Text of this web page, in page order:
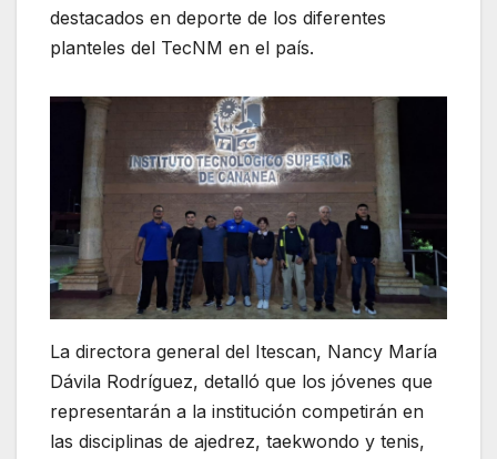
destacados en deporte de los diferentes
planteles del TecNM en el país.
La directora general del Itescan, Nancy María
Dávila Rodríguez, detalló que los jóvenes que
representarán a la institución competirán en
las disciplinas de ajedrez, taekwondo y tenis,